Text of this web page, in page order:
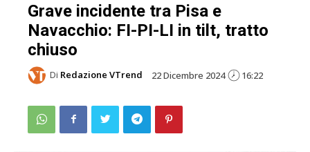
Grave incidente tra Pisa e
Navacchio: FI-PI-LI in tilt, tratto
chiuso
Di Redazione VTrend 22 Dicembre 2024 16:22